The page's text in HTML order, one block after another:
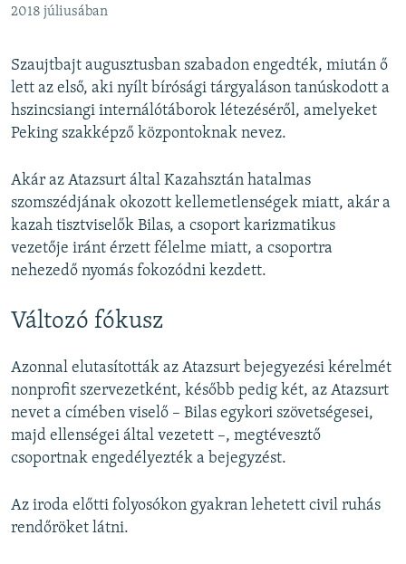
2018 júliusában
Szaujtbajt augusztusban szabadon engedték, miután ő
lett az első, aki nyílt bírósági tárgyaláson tanúskodott a
hszincsiangi internálótáborok létezéséről, amelyeket
Peking szakképző központoknak nevez.
Akár az Atazsurt által Kazahsztán hatalmas
szomszédjának okozott kellemetlenségek miatt, akár a
kazah tisztviselők Bilas, a csoport karizmatikus
vezetője iránt érzett félelme miatt, a csoportra
nehezedő nyomás fokozódni kezdett.
Változó fókusz
Azonnal elutasították az Atazsurt bejegyezési kérelmét
nonprofit szervezetként, később pedig két, az Atazsurt
nevet a címében viselő – Bilas egykori szövetségesei,
majd ellenségei által vezetett –, megtévesztő
csoportnak engedélyezték a bejegyzést.
Az iroda előtti folyosókon gyakran lehetett civil ruhás
rendőröket látni.